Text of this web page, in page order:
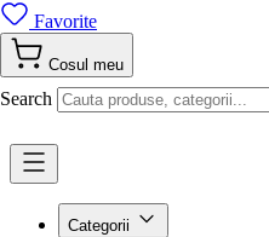
Favorite
Cosul meu
Search
Categorii